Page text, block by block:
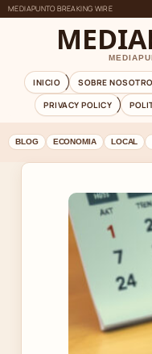
MEDIAPUNTO BREAKING WIRE
INICIO SOBRE
PRIVACY POLICY
BLOG ECONOMIA LOCAL